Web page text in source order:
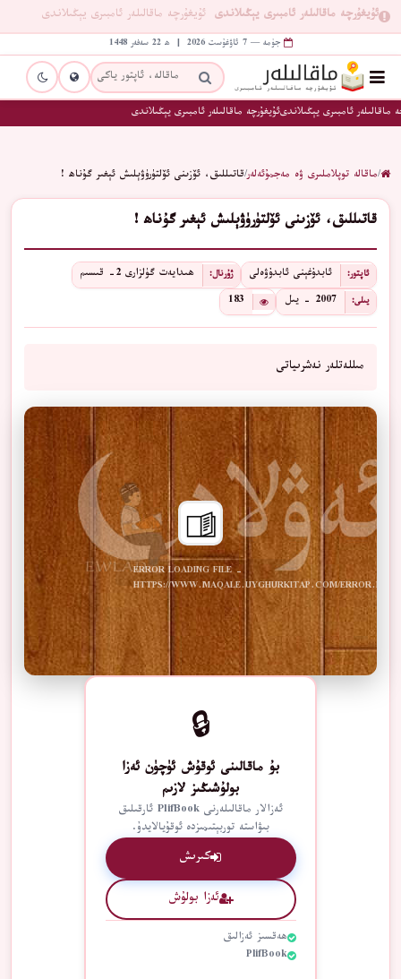
ئۇيغۇرچە ماقالىلەر ئامبىرى يېڭىلاندى ئۇيغۇرچە ماقالىلەر ئامبىرى يېڭىلاندى
جۈمە — 7 ئاۋغۇست 2026 | ھ 22 سەفەر 1448
ماقالىلەر ئامبىرى يېڭىلاندىئۇيغۇرچە ماقالىلەر ئامبىرى يېڭىلاندى
/ماقالە توپلاملىرى ۋە مەجمۇئەلەر/قاتىللىق، ئۆزىنى ئۆلتۈرۈۋېلىش ئېغىر گۇناھ !
قاتىللىق، ئۆزىنى ئۆلتۈرۈۋېلىش ئېغىر گۇناھ !
ئاپتور: ئابدۇغېنى ئابدۇۋەلى ژۇرنال: ھىدايەت گۈلزارى 2- قىسىم
يىلى: 2007 - يىل 183
مىللەتلەر نەشرىياتى
ERROR LOADING FILE -
HTTPS://WWW.MAQALE.UYGHURKITAP.COM/ERROR.PDF
🔒
بۇ ماقالىنى ئوقۇش ئۈچۈن ئەزا
بولۇشىڭىز لازىم
ئەزالار ماقالىلەرنى PlifBook ئارقىلىق
بىۋاستە توربېتىمىزدە ئوقۇيالايدۇ.
كىرىش
ئەزا بولۇش
ھەقسىز ئەزالىق
PlifBook